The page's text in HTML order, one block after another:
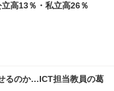
高13％・私立高26％
るのか…ICT担当教員の葛